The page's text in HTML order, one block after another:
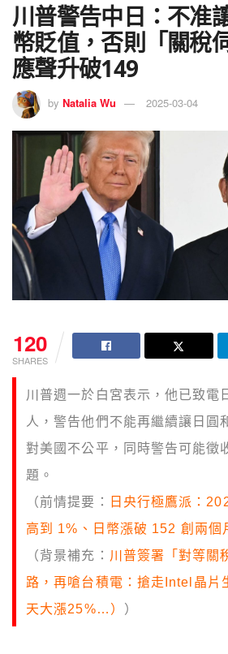
川普警告中日：不准
幣貶值，否則「關稅
應聲升破149
by Natalia Wu 2025-03-04
120
SHARES
川普週一於白宮表示，他已致電
人，警告他們不能再繼續讓日圓
對美國不公平，同時警告可能徵
題。
（前情提要：
日央行極鷹派：
高到 1%、日幣漲破 152 創兩個
（背景補充： 川普簽署「對等關
路，再嗆台積電：搶走Intel晶片
天大漲25%…） ）